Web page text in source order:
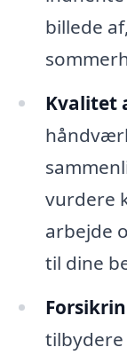
billede
Kvalitet
vurdere
arbejde
til dine